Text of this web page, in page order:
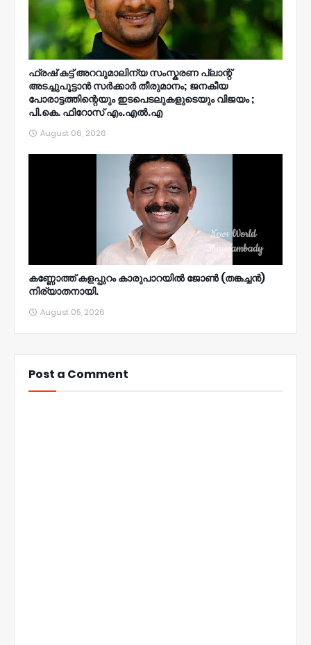
ഫ്രഷ് കട്ട് അറവുമാലിന്യ സംസ്കരണ പ്ലാന്റ്
അടച്ചുപൂട്ടാൻ സർക്കാർ തീരുമാനം; ജനകീയ
പോരാട്ടത്തിന്റെയും ഇടപെടലുകളുടെയും വിജയം ;
പി.കെ. ഫിറോസ് എം.എൽ‍.എ
August 06, 2026
കണ്ണോത്ത് കളപ്പുറം കാരുപാറയിൽ ജോൺ (തങ്കച്ചൻ)
നിര്യാതനായി.
August 05, 2026
Post a Comment